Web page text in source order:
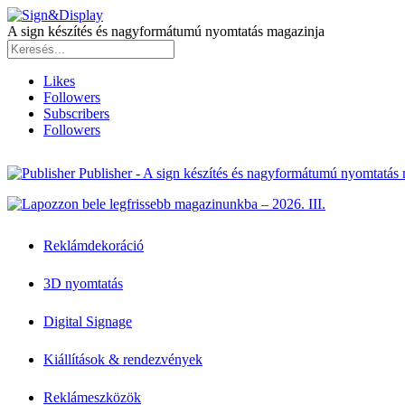
A sign készítés és nagyformátumú nyomtatás magazinja
Likes
Followers
Subscribers
Followers
Publisher - A sign készítés és nagyformátumú nyomtatás
Reklámdekoráció
3D nyomtatás
Digital Signage
Kiállítások & rendezvények
Reklámeszközök